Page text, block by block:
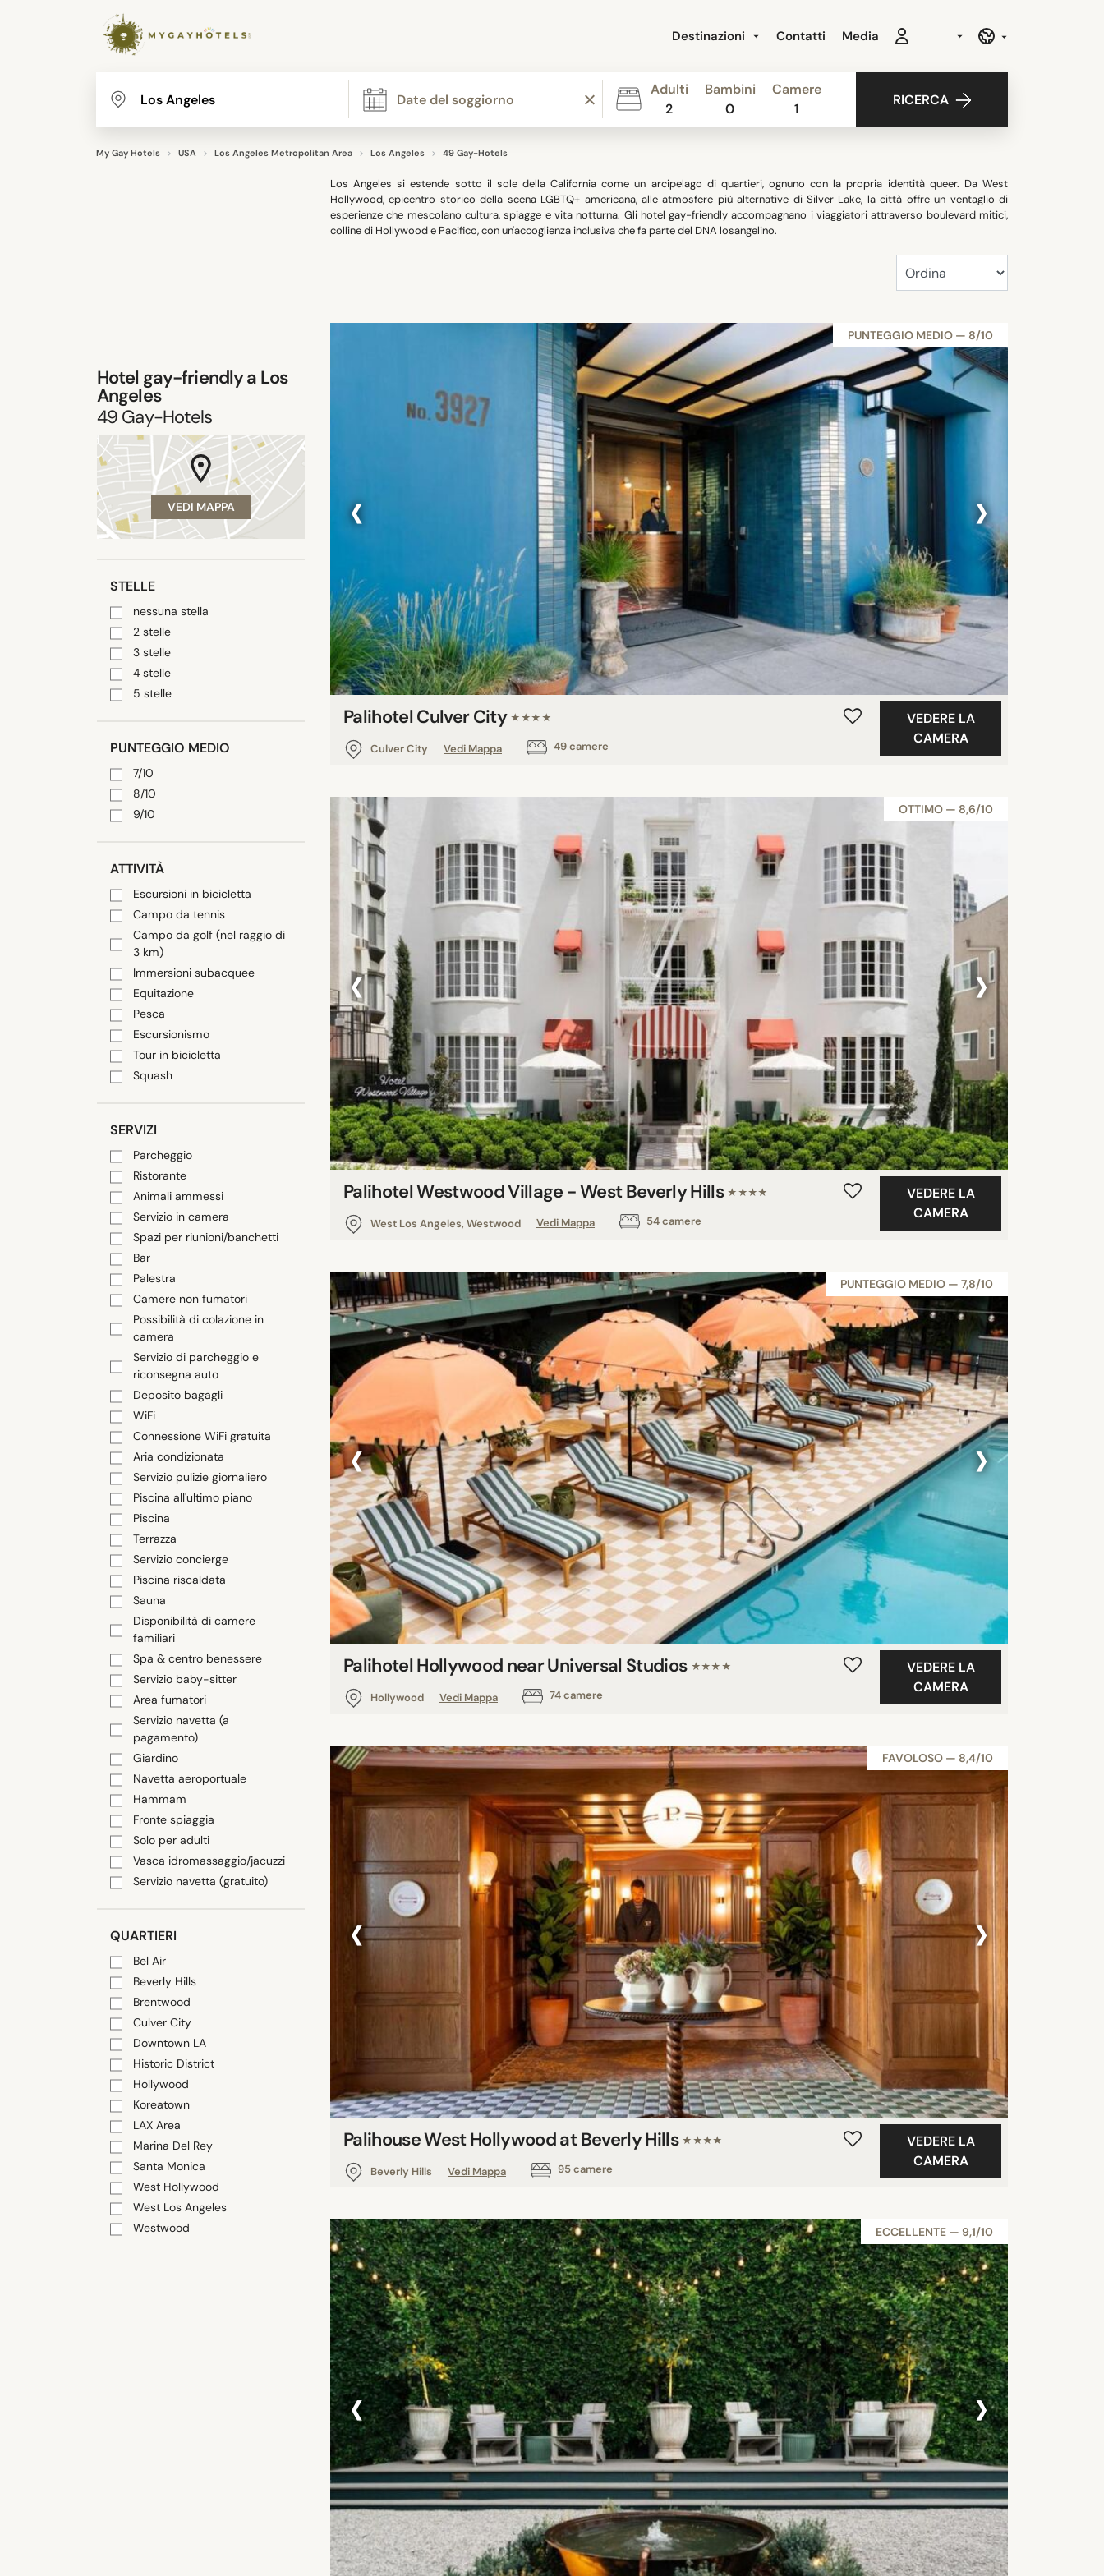
Destinazioni Contatti Media
Adulti
2
Bambini
0
Camere
1
RICERCA
My Gay Hotels USA Los Angeles Metropolitan Area Los Angeles 49 Gay-Hotels
Hotel gay-friendly a Los
Angeles
49 Gay-Hotels
VEDI MAPPA
STELLE
nessuna stella
2 stelle
3 stelle
4 stelle
5 stelle
PUNTEGGIO MEDIO
7/10
8/10
9/10
ATTIVITÀ
Escursioni in bicicletta
Campo da tennis
Campo da golf (nel raggio di
3 km)
Immersioni subacquee
Equitazione
Pesca
Escursionismo
Tour in bicicletta
Squash
SERVIZI
Parcheggio
Ristorante
Animali ammessi
Servizio in camera
Spazi per riunioni/banchetti
Bar
Palestra
Camere non fumatori
Possibilità di colazione in
camera
Servizio di parcheggio e
riconsegna auto
Deposito bagagli
WiFi
Connessione WiFi gratuita
Aria condizionata
Servizio pulizie giornaliero
Piscina all'ultimo piano
Piscina
Terrazza
Servizio concierge
Piscina riscaldata
Sauna
Disponibilità di camere
familiari
Spa & centro benessere
Servizio baby-sitter
Area fumatori
Servizio navetta (a
pagamento)
Giardino
Navetta aeroportuale
Hammam
Fronte spiaggia
Solo per adulti
Vasca idromassaggio/jacuzzi
Servizio navetta (gratuito)
QUARTIERI
Bel Air
Beverly Hills
Brentwood
Culver City
Downtown LA
Historic District
Hollywood
Koreatown
LAX Area
Marina Del Rey
Santa Monica
West Hollywood
West Los Angeles
Westwood
Los Angeles si estende sotto il sole della California come un arcipelago di quartieri, ognuno con la propria identità queer. Da West
Hollywood, epicentro storico della scena LGBTQ+ americana, alle atmosfere più alternative di Silver Lake, la città offre un ventaglio di
esperienze che mescolano cultura, spiagge e vita notturna. Gli hotel gay-friendly accompagnano i viaggiatori attraverso boulevard mitici,
colline di Hollywood e Pacifico, con un'accoglienza inclusiva che fa parte del DNA losangelino.
PUNTEGGIO MEDIO — 8/10
‹ ›
Palihotel Culver City ★★★★
Culver City Vedi Mappa 49 camere
VEDERE LA
CAMERA
OTTIMO — 8,6/10
‹ ›
Palihotel Westwood Village - West Beverly Hills ★★★★
West Los Angeles, Westwood Vedi Mappa 54 camere
VEDERE LA
CAMERA
PUNTEGGIO MEDIO — 7,8/10
‹ ›
Palihotel Hollywood near Universal Studios ★★★★
Hollywood Vedi Mappa 74 camere
VEDERE LA
CAMERA
FAVOLOSO — 8,4/10
‹ ›
Palihouse West Hollywood at Beverly Hills ★★★★
Beverly Hills Vedi Mappa 95 camere
VEDERE LA
CAMERA
ECCELLENTE — 9,1/10
‹ ›